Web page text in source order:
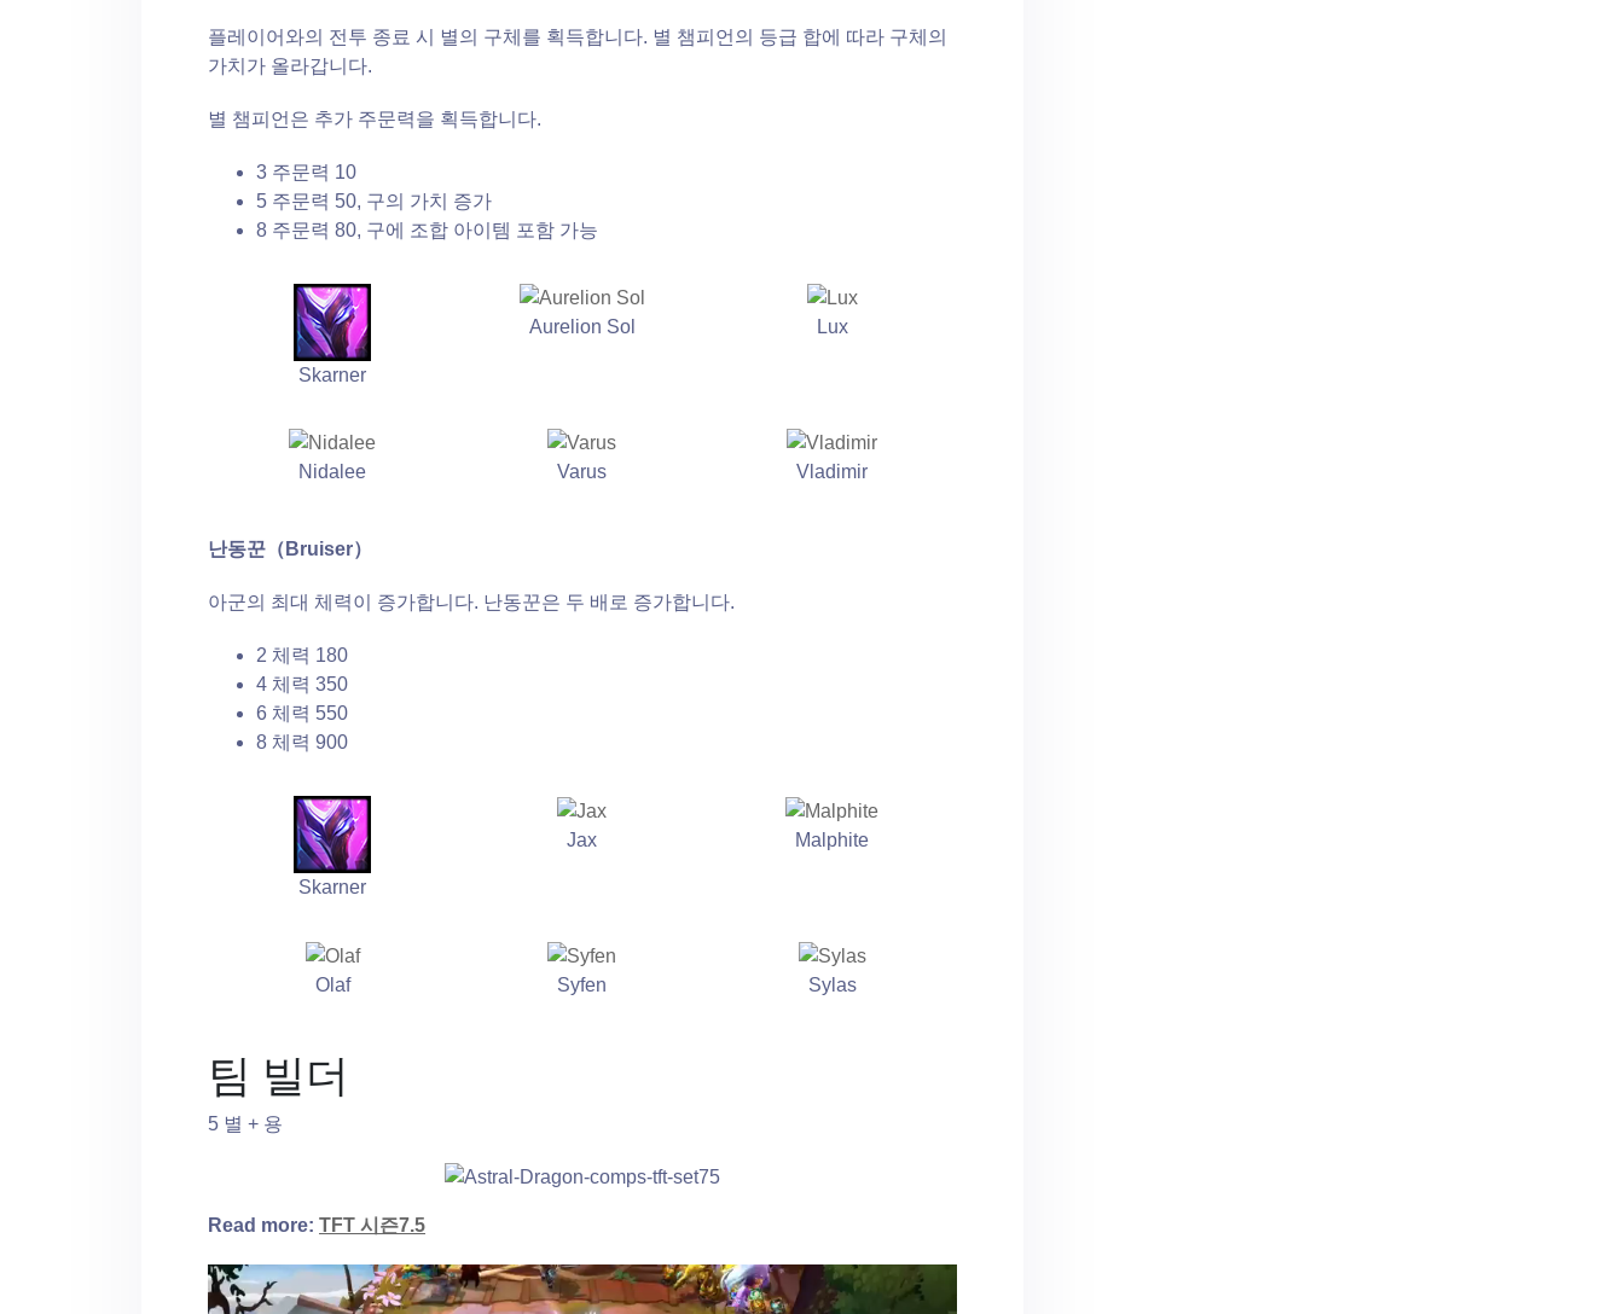
플레이어와의 전투 종료 시 별의 구체를 획득합니다. 별 챔피언의 등급 합에 따라 구체의
가치가 올라갑니다.
별 챔피언은 추가 주문력을 획득합니다.
3 주문력 10
5 주문력 50, 구의 가치 증가
8 주문력 80, 구에 조합 아이템 포함 가능
Skarner
Aurelion Sol Lux
Nidalee Varus Vladimir
난동꾼（Bruiser）
아군의 최대 체력이 증가합니다. 난동꾼은 두 배로 증가합니다.
2 체력 180
4 체력 350
6 체력 550
8 체력 900
Skarner
Jax Malphite
Olaf Syfen Sylas
팀 빌더
5 별 + 용
Read more: TFT 시즌7.5